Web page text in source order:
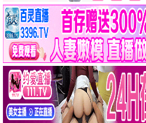
玫瑰的故事
都市 / 女性 / 爆款